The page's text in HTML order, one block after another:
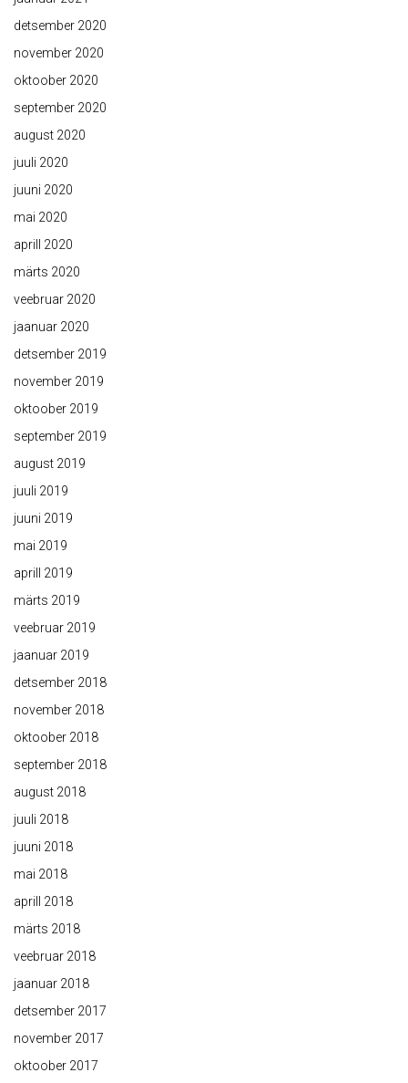
detsember 2020
november 2020
oktoober 2020
september 2020
august 2020
juuli 2020
juuni 2020
mai 2020
aprill 2020
märts 2020
veebruar 2020
jaanuar 2020
detsember 2019
november 2019
oktoober 2019
september 2019
august 2019
juuli 2019
juuni 2019
mai 2019
aprill 2019
märts 2019
veebruar 2019
jaanuar 2019
detsember 2018
november 2018
oktoober 2018
september 2018
august 2018
juuli 2018
juuni 2018
mai 2018
aprill 2018
märts 2018
veebruar 2018
jaanuar 2018
detsember 2017
november 2017
oktoober 2017